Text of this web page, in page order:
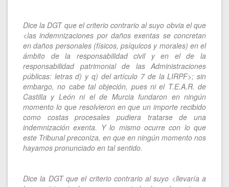
Dice la DGT que el criterio contrario al suyo obvia el que
<las indemnizaciones por daños exentas se concretan
en daños personales (físicos, psíquicos y morales) en el
ámbito de la responsabilidad civil y en el de la
responsabilidad patrimonial de las Administraciones
públicas: letras d) y q) del artículo 7 de la LIRPF>; sin
embargo, no cabe tal objeción, pues ni el T.E.A.R. de
Castilla y León ni el de Murcia fundaron en ningún
momento lo que resolvieron en que un importe recibido
como costas procesales pudiera tratarse de una
indemnización exenta. Y lo mismo ocurre con lo que
este Tribunal preconiza, en que en ningún momento nos
hayamos pronunciado en tal sentido.
Dice la DGT que el criterio contrario al suyo <llevaría a